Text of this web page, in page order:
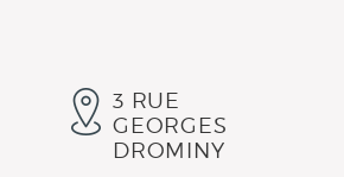
3 RUE
GEORGES
DROMINY